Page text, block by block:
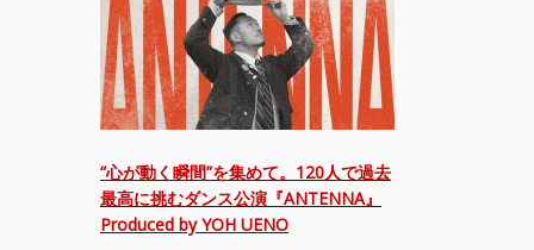
“心が動く瞬間”を集めて。120人で過去
最高に挑むダンス公演『ANTENNA』
Produced by YOH UENO